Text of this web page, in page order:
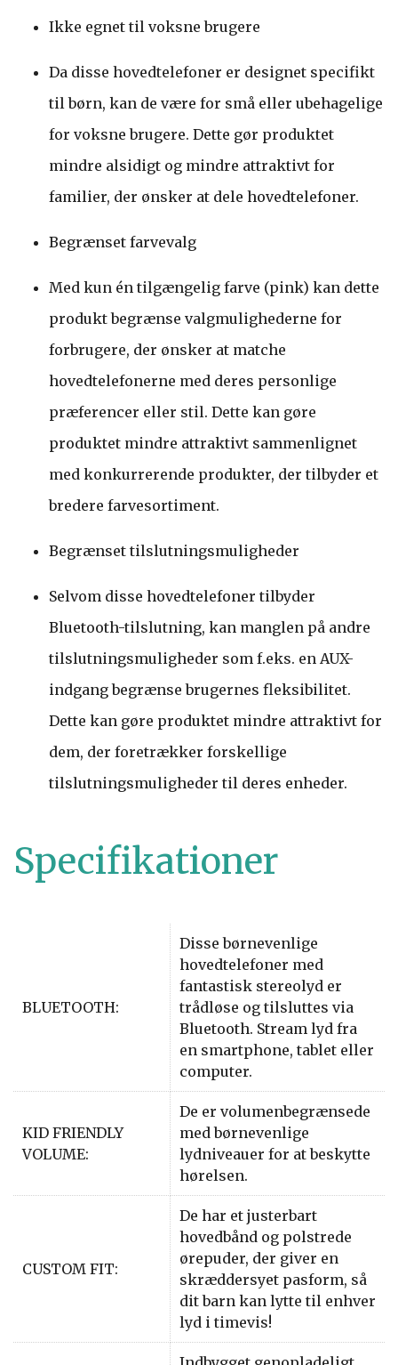
Ikke egnet til voksne brugere
Da disse hovedtelefoner er designet specifikt
til børn, kan de være for små eller ubehagelige
for voksne brugere. Dette gør produktet
mindre alsidigt og mindre attraktivt for
familier, der ønsker at dele hovedtelefoner.
Begrænset farvevalg
Med kun én tilgængelig farve (pink) kan dette
produkt begrænse valgmulighederne for
forbrugere, der ønsker at matche
hovedtelefonerne med deres personlige
præferencer eller stil. Dette kan gøre
produktet mindre attraktivt sammenlignet
med konkurrerende produkter, der tilbyder et
bredere farvesortiment.
Begrænset tilslutningsmuligheder
Selvom disse hovedtelefoner tilbyder
Bluetooth-tilslutning, kan manglen på andre
tilslutningsmuligheder som f.eks. en AUX-
indgang begrænse brugernes fleksibilitet.
Dette kan gøre produktet mindre attraktivt for
dem, der foretrækker forskellige
tilslutningsmuligheder til deres enheder.
Specifikationer
BLUETOOTH:
Disse børnevenlige
hovedtelefoner med
fantastisk stereolyd er
trådløse og tilsluttes via
Bluetooth. Stream lyd fra
en smartphone, tablet eller
computer.
KID FRIENDLY
VOLUME:
De er volumenbegrænsede
med børnevenlige
lydniveauer for at beskytte
hørelsen.
CUSTOM FIT:
De har et justerbart
hovedbånd og polstrede
ørepuder, der giver en
skræddersyet pasform, så
dit barn kan lytte til enhver
lyd i timevis!